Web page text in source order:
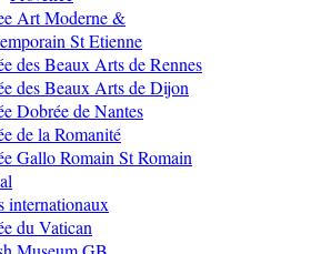
Art Moderne &
St Etienne
des Beaux Arts de Rennes
des Beaux Arts de Dijon
Dobrée de Nantes
de la Romanité
Gallo Romain St Romain
internationaux
du Vatican